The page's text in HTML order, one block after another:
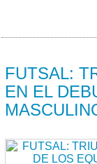
FUTSAL:
EN EL